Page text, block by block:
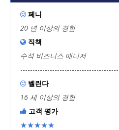
 페니
20 년 이상의 경험
 직책
수석 비즈니스 매니저
----------------------------------------
 벨린다
16 세 이상의 경험
 고객 평가
★★★★★